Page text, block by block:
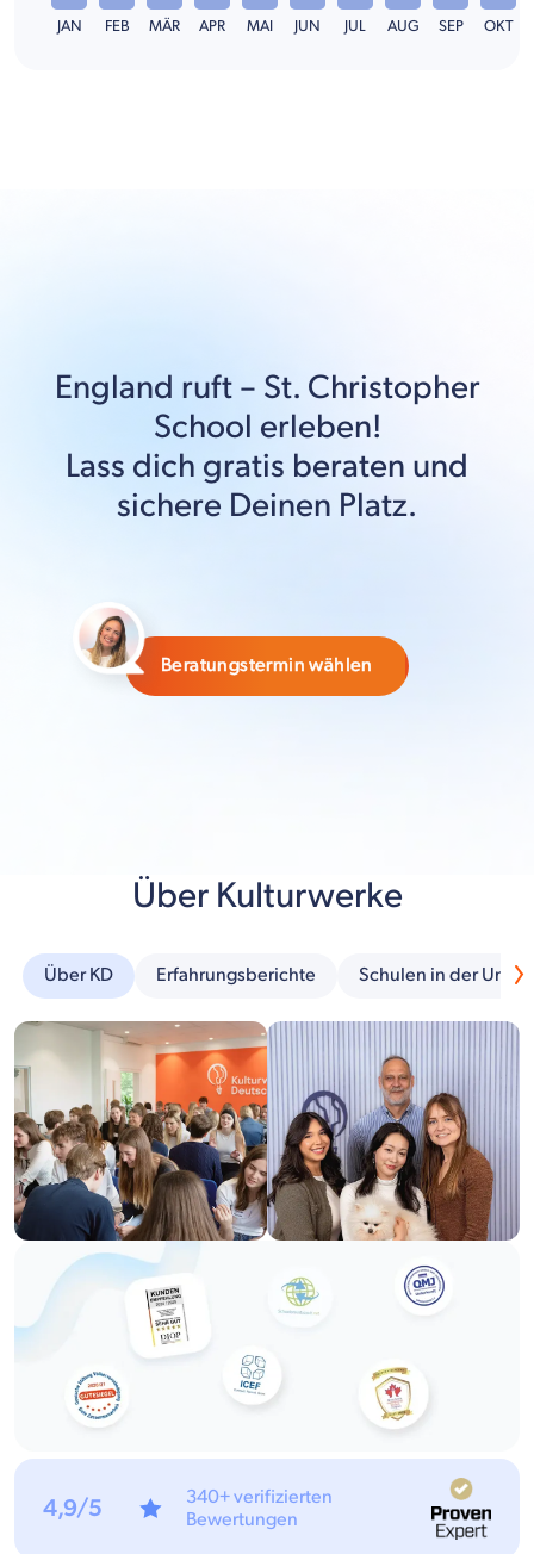
JAN FEB MÄR APR MAI JUN JUL AUG SEP OKT
England ruft – St. Christopher
School erleben!
Lass dich gratis beraten und
sichere Deinen Platz.
Beratungstermin wählen
Über Kulturwerke
Über KD Erfahrungsberichte Schulen in der
4,9/5
340+ verifizierten
Bewertungen